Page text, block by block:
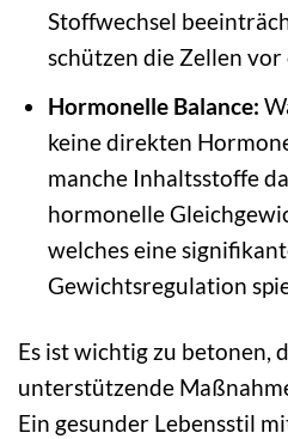
Stoffwechsel
schützen die Zellen vor
Hormonelle Balance:
keine direkten
manche Inhaltsstoffe
hormonelle
welches eine
Gewichtsregulation
Es ist wichtig zu betonen,
unterstützende
Ein gesunder Lebensstil